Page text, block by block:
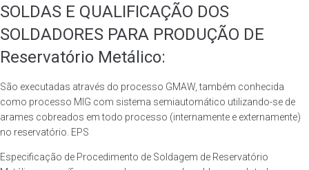
SOLDAS E QUALIFICAÇÃO DOS
SOLDADORES PARA PRODUÇÃO DE
Reservatório Metálico:
São executadas através do processo GMAW, também conhecida
como processo MIG com sistema semiautomático utilizando-se de
arames cobreados em todo processo (internamente e externamente)
no reservatório. EPS
Especificação de Procedimento de Soldagem de Reservatório